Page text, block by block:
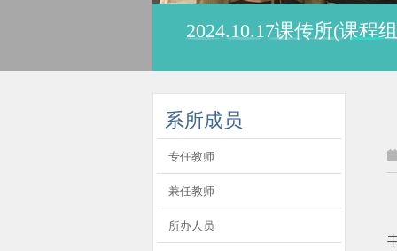
113.10.6欧用生教授纪
系所成员
专任教师
兼任教师
所办人员